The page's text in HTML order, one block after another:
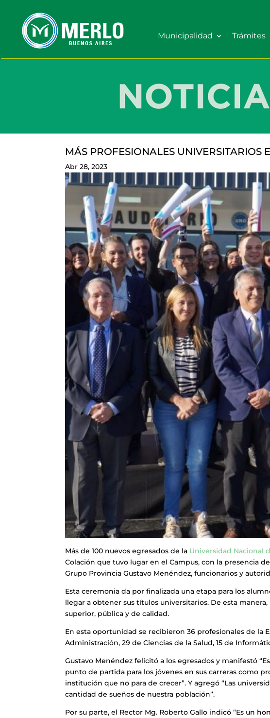
Municipalidad Trámites
MÁS PROFESIONALES UNIVERSITARIOS
Abr 28, 2023
Más de 100 nuevos egresados de la Universidad Nacional
Colación que tuvo lugar en el Campus, con la presencia
Grupo Provincia Gustavo Menéndez, funcionarios y
Esta ceremonia da por finalizada una etapa para los
llegar a obtener sus títulos universitarios. De esta
superior, pública y de calidad.
En esta oportunidad se recibieron 36 profesionales de la
Administración, 29 de Ciencias de la Salud, 15 de
Gustavo Menéndez felicitó a los egresados y manifestó
punto de partida para los jóvenes en sus carreras como
institución que no para de crecer”. Y agregó “Las
cantidad de sueños de nuestra población”.
Por su parte, el Rector Mg. Roberto Gallo indicó “Es un